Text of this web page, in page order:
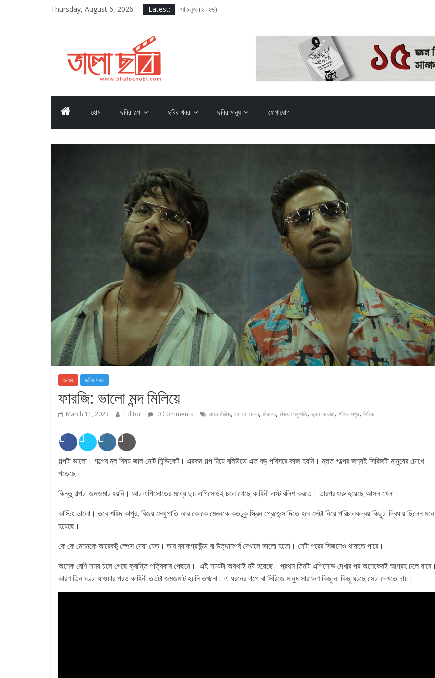
Thursday, August 6, 2026 Latest:
সাতলুজ (২০২৬)
হোম ছবির গল্প ছবির খবর ছবির মানুষ যোগাযোগ
ওয়েব ছবির খবর
ফারজি: ভালো মন্দ মিলিয়ে
March 11, 2023 Editor 0 Comments ওয়েব সিরিজ, কে কে মেনন, থ্রিলার, বিজয় সেথুপাতি, ভুবন অরোরা, শহিদ কাপুর, সিরিজ
গল্পটা ভালো। গল্পের মূল বিষয় জাল নোট সিন্ডিকেট। এরকম গল্প নিয়ে বলিউডে এত বড় পরিসরে কাজ হয়নি। মূলত গল্পের জন্যই সিরিজটা মানুষের চোখে
পড়েছে।
কিন্তু গল্পটা জমজমাট হয়নি। আট এপিসোডের মধ্যে ছয় এপিসোডই চলে গেছে কাহিনী এস্টাবলিশ করতে। তারপর শুরু হয়েছে আসল খেলা।
কাস্টিং ভালো। তবে শহিদ কাপুর, বিজয় সেথুপাতি আর কে কে মেননকে কতটুকু স্ক্রিন প্রেজেন্স দিতে হবে সেটা নিয়ে পরিচালকদ্বয় কিছুটা দ্বিধায় ছিলেন মনে
হয়েছে।
কে কে মেননকে আরেকটু স্পেস দেয়া যেত। তার ব্যাকগ্রাউন্ড বা উত্থানপর্ব দেখালে ভালো হতো। সেটা পরের সিজনেও থাকতে পারে।
অনেক বেশি সময় চলে গেছে ক্রান্তি পত্রিকার পেছনে। এই সময়টা অযথাই নষ্ট হয়েছে। প্রথম তিনটা এপিসোড দেখার পর অনেকেরই আগ্রহ চলে যাবে।
কারণ তিন ঘণ্টা যাওয়ার পরও কাহিনী ততটা জমজমাট হয়নি তখনো। এ ধরনের গল্পে বা সিরিজে মানুষ সারাক্ষণ কিছু না কিছু ঘটছে সেটা দেখতে চায়।